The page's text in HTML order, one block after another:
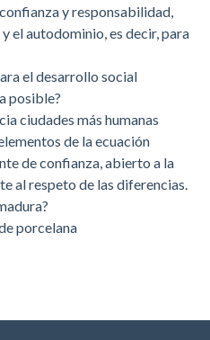
y responsabilidad,
el autodominio, es decir, para
el desarrollo social
posible?
ciudades más humanas
de la ecuación
de confianza, abierto a la
al respeto de las diferencias.
porcelana